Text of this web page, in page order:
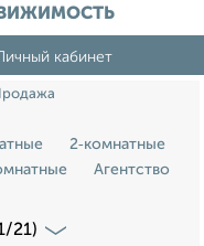
кабинет
2‑комнатные
Агентство
21)